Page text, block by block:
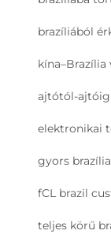
brazíliából
kína–Brazília
ajtótól-ajtóig
elektronikai
gyors
fCL brazil
teljes körű